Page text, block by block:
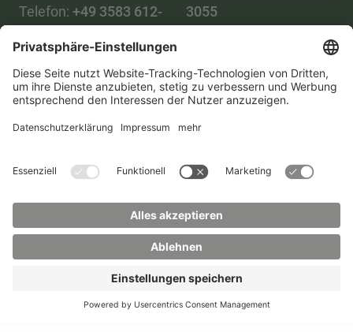
Telefon: +49 3583 612-
Mail:info(at)hszg.de
3055
Mail:
stud.info(at)hszg.de
TransparenzgesetzKontakt Lageplan
ImpressumBarrierefreiheitPresse